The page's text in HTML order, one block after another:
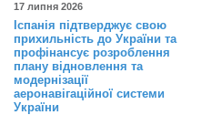
17 липня 2026
Іспанія підтверджує свою
прихильність до України та
профінансує розроблення
плану відновлення та
модернізації
аеронавігаційної системи
України